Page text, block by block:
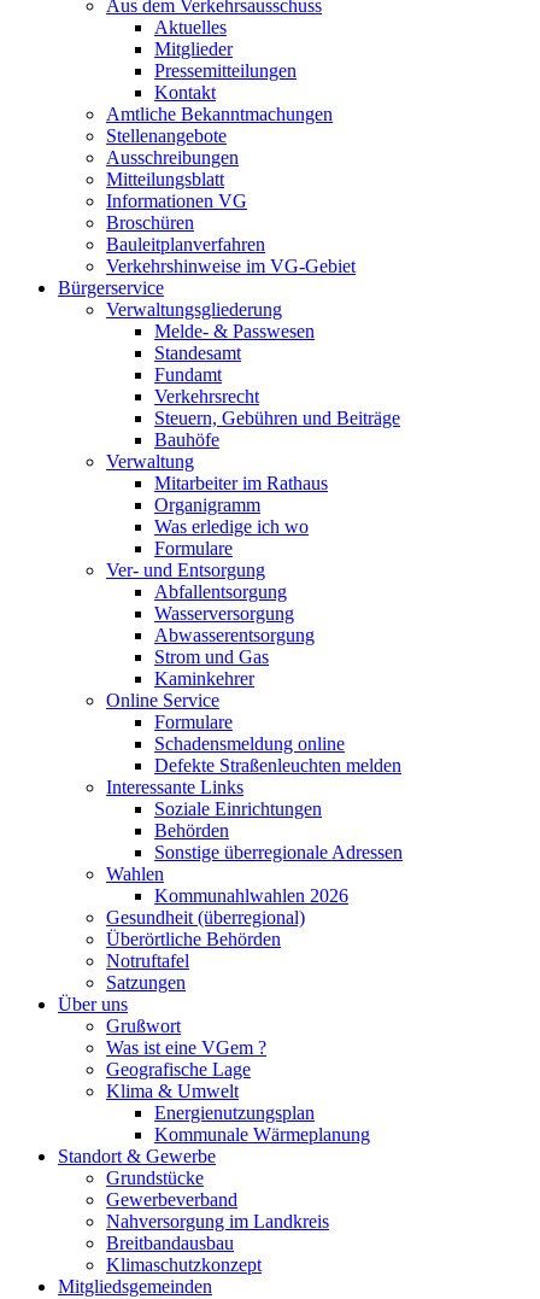
Aus dem Verkehrsausschuss
Aktuelles
Mitglieder
Pressemitteilungen
Kontakt
Amtliche Bekanntmachungen
Stellenangebote
Ausschreibungen
Mitteilungsblatt
Informationen VG
Broschüren
Bauleitplanverfahren
Verkehrshinweise im VG-Gebiet
Bürgerservice
Verwaltungsgliederung
Melde- & Passwesen
Standesamt
Fundamt
Verkehrsrecht
Steuern, Gebühren und Beiträge
Bauhöfe
Verwaltung
Mitarbeiter im Rathaus
Organigramm
Was erledige ich wo
Formulare
Ver- und Entsorgung
Abfallentsorgung
Wasserversorgung
Abwasserentsorgung
Strom und Gas
Kaminkehrer
Online Service
Formulare
Schadensmeldung online
Defekte Straßenleuchten melden
Interessante Links
Soziale Einrichtungen
Behörden
Sonstige überregionale Adressen
Wahlen
Kommunahlwahlen 2026
Gesundheit (überregional)
Überörtliche Behörden
Notruftafel
Satzungen
Über uns
Grußwort
Was ist eine VGem ?
Geografische Lage
Klima & Umwelt
Energienutzungsplan
Kommunale Wärmeplanung
Standort & Gewerbe
Grundstücke
Gewerbeverband
Nahversorgung im Landkreis
Breitbandausbau
Klimaschutzkonzept
Mitgliedsgemeinden